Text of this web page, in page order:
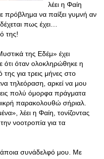
λέει η Φαίη
πρόβλημα να παίξει γυμνή αν
πως έχει…
της!
της Εδέμ» έχει
ότι όταν ολοκληρώθηκε η
για τρεις μήνες στο
τηλεόραση, αρκεί να μου
πολύ όμορφα πράγματα
παρακολουθώ σήριαλ.
λέει η Φαίη, τονίζοντας
νοοτροπία για τα
συνάδελφό μου. Με